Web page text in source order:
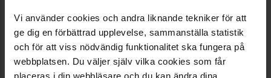
Vi använder cookies och andra liknande tekniker för att
ge dig en förbättrad upplevelse, sammanställa statistik
och för att viss nödvändig funktionalitet ska fungera på
webbplatsen. Du väljer själv vilka cookies som får
placeras i din webbläsare och du kan ändra dina
konferensen som behandlar våra
medlemmars lokaler ur olika perspektiv. I
år behandlas bland annat förändrade
lokalbehov samt beredskap och säkerhet.